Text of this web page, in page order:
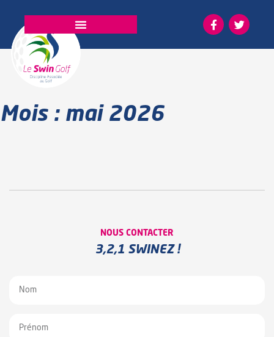
Mois : mai 2026
NOUS CONTACTER
3,2,1 SWINEZ !